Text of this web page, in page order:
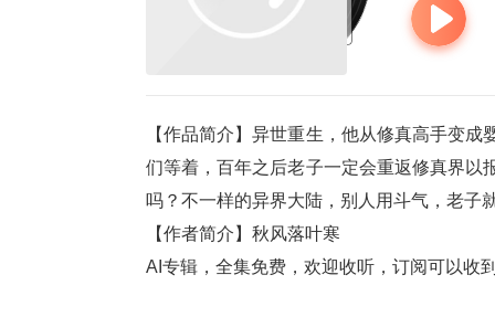
【作品简介】异世重生，他从修真高手变
们等着，百年之后老子一定会重返修真界以
吗？不一样的异界大陆，别人用斗气，老子
【作者简介】秋风落叶寒
AI专辑，全集免费，欢迎收听，订阅可以收